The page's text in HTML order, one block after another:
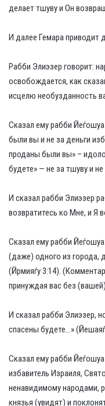
делает тшуву и Он
И далее Гемара приводит
Рабби Элиэзер говорит:
освобождается, как
исцелю необузданность
Сказал ему рабби
были вы и не за деньги
проданы были вы» –
будете» — не за тшуву и
И сказал рабби Элиэзер
возвратитесь ко Мне, и Я
Сказал ему рабби
(даже) одного из города,
(Йрмияѓу 3:14).
принуждая вас без
И сказал рабби Элиэзер,
спасены будете…»
Сказал ему рабби
избавитель Израиля,
ненавидимому народами,
князья (увидят) и